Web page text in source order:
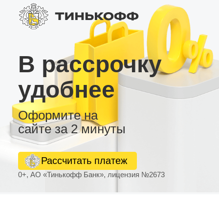
В рассрочку
удобнее
Оформите на
сайте за 2 минуты
0+, АО «Тинькофф Банк», лицензия №2673
Рассчитать платеж